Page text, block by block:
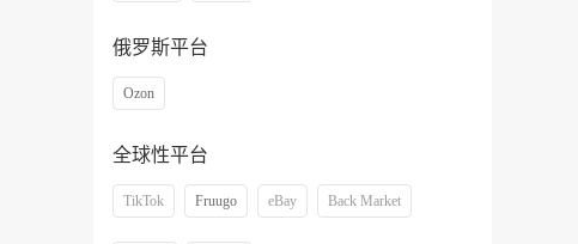
俄罗斯平台
Ozon
全球性平台
TikTok Fruugo eBay Back Market